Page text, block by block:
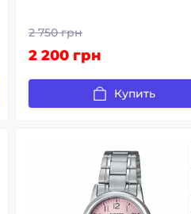
2 750 грн
2 200 грн
Купить